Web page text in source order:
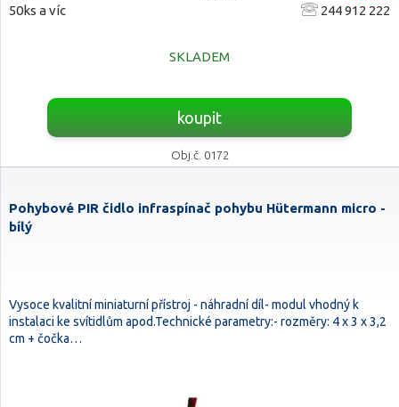
50ks a víc
244 912 222
SKLADEM
koupit
Obj.č. 0172
Pohybové PIR čidlo infraspínač pohybu Hütermann micro -
bílý
Vysoce kvalitní miniaturní přístroj - náhradní díl- modul vhodný k
instalaci ke svítidlům apod.Technické parametry:- rozměry: 4 x 3 x 3,2
cm + čočka…